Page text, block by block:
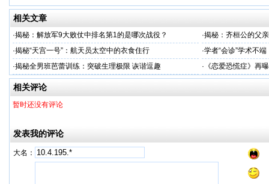
相关文章
·揭秘：解放军9大败仗中排名第1的是哪次战役？ ·揭秘：齐桓公的父
·揭秘“天宫一号”：航天员太空中的衣食住行 ·学者“会诊”学术不
·揭秘全男班芭蕾训练：突破生理极限 诙谐逗趣 · 《恋爱恐慌症》再
相关评论
暂时还没有评论
发表我的评论
大名：